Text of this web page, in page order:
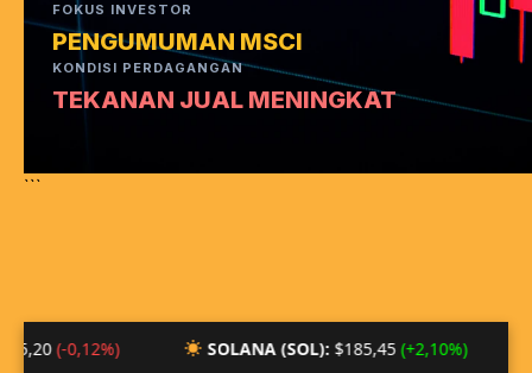
FOKUS INVESTOR
PENGUMUMAN MSCI
KONDISI PERDAGANGAN
TEKANAN JUAL MENINGKAT
```
SOLANA (SOL):$185,45(+2,10%)